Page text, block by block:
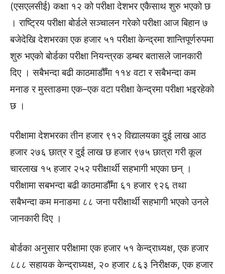
(एसएलसीई) कक्षा १२ को परीक्षा देशभर एकैसाथ शुरु भएको छ
। राष्ट्रिय परीक्षा बोर्डले सञ्चालन गरेको परीक्षा आज बिहान ७
बजेदेखि देशभरका एक हजार ५१ परीक्षा केन्द्रमा शान्तिपूर्णरुपमा
शुरु भएको बोर्डका परीक्षा नियन्त्रक डम्बर बतासले जानकारी
दिए । सबैभन्दा बढी काठमाडौँमा ११४ वटा र सबैभन्दा कम
मनाङ र मुस्ताङमा एक–एक वटा परीक्षा केन्द्रमा परीक्षा भइरहेको
छ ।
परीक्षामा देशभरका तीन हजार ९१२ विद्यालयका दुई लाख आठ
हजार २७६ छात्र र दुई लाख छ हजार ९७५ छात्रा गरी कूल
चारलाख १५ हजार २५२ परीक्षार्थी सहभागी भएका छन् ।
परीक्षामा सबभन्दा बढी काठमाडौँमा ६१ हजार ९२६ तथा
सबैभन्दा कम मनाङमा ८८ जना परीक्षार्थी सहभागी भएको उनले
जानकारी दिए ।
बोर्डका अनुसार परीक्षामा एक हजार ५१ केन्द्राध्यक्ष, एक हजार
८८८ सहायक केन्द्राध्यक्ष, २० हजार ८६३ निरीक्षक, एक हजार